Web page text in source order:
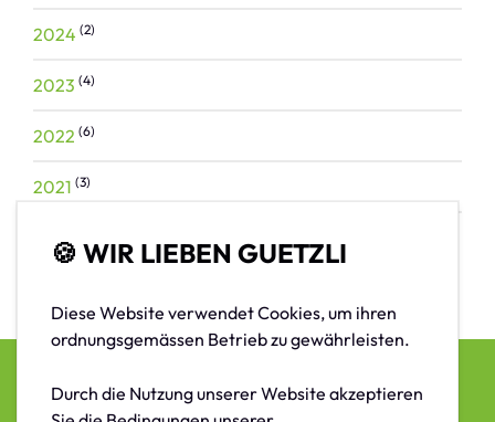
2024 (2)
2023 (4)
2022 (6)
2021 (3)
2014
© 2026 /Verkehrsverein Wila
🍪 WIR LIEBEN GUETZLI
Diese Website verwendet Cookies, um ihren
ordnungsgemässen Betrieb zu gewährleisten.
Durch die Nutzung unserer Website akzeptieren